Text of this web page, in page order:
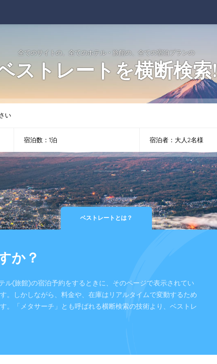
全てのサイトの、全てのホテル・旅館の、全ての宿泊プランの
ストレートを横断検索!
ベストレートとは？
か？
(旅館)の宿泊予約をするときに、そのページで表示されてい
。しかしながら、料金や、在庫はリアルタイムで変動するため
。「メタサーチ」とも呼ばれる横断検索の技術より、ベストレ